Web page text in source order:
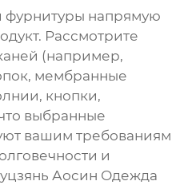
фурнитуры напрямую
Рассмотрите
(например,
мембранные
кнопки,
выбранные
вашим требованиям
и
Аосин Одежда